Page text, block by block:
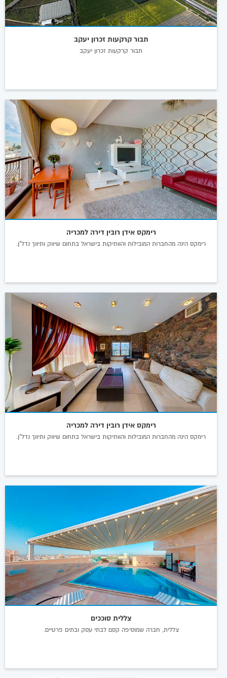
תבור קרקעות זכרון יעקב
תבור קרקעות זכרון יעקב
רימקס אידן רובין דירה למכריה
רימקס הינה מהחברות המובילות והוותיקות בישראל בתחום שיווק ותיווך נדל"ן.
רימקס אידן רובין דירה למכריה
רימקס הינה מהחברות המובילות והוותיקות בישראל בתחום שיווק ותיווך נדל"ן.
צללית סוככים
צללית, חברה שמוסיפה קסם לבתי עסק ובתים פרטיים.